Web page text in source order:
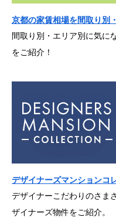
京都の家賃相場を間取り別
間取り別・エリア別に気に
をご紹介！
デザイナーズマンションコ
デザイナーこだわりのさま
ザイナーズ物件をご紹介。